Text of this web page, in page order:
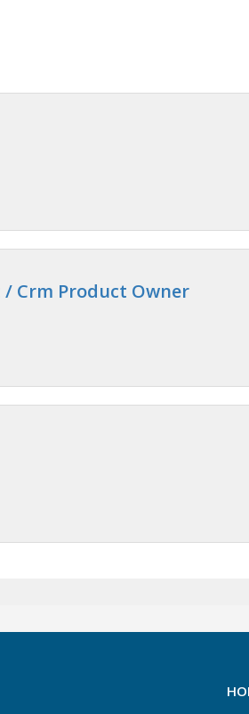
Crm Product Owner